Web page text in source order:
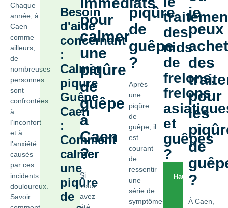
Chaque
année, à
Caen
comme
ailleurs,
de
nombreuses
personnes
sont
confrontées
à
l’inconfort
et à
l’anxiété
causés
par ces
incidents
douloureux.
Savoir
Besoin
d'aide
concernant
:
Calmer
piqure
Guêpe
Caen
:
Comment
calmer
une
piqûre
de
pour
calmer
une
piqûre
de
guêpe
à
Caen
?
Si
vous
avez
piqûre
de
guêpe
?
Après
une
piqûre
de
guêpe, il
est
courant
de
ressentir
une
série de
symptômes
des
nids
de
frelons,
frelons
et
guêpes
?
Hauteur
Prix
traitement
je
peux
des
pour
les
de
?
À Caen,